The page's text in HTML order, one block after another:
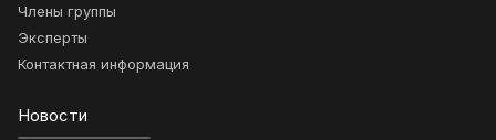
Члены группы
Эксперты
Контактная информация
Новости